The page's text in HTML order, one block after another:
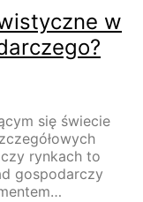
w
się świecie
rynkach to
gospodarczy